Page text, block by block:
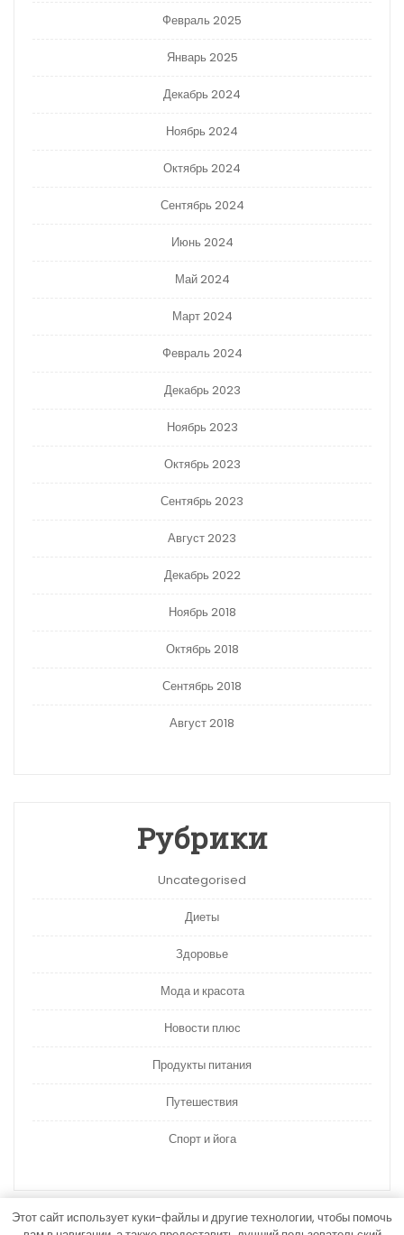
Февраль 2025
Январь 2025
Декабрь 2024
Ноябрь 2024
Октябрь 2024
Сентябрь 2024
Июнь 2024
Май 2024
Март 2024
Февраль 2024
Декабрь 2023
Ноябрь 2023
Октябрь 2023
Сентябрь 2023
Август 2023
Декабрь 2022
Ноябрь 2018
Октябрь 2018
Сентябрь 2018
Август 2018
Рубрики
Uncategorised
Диеты
Здоровье
Мода и красота
Новости плюс
Продукты питания
Путешествия
Спорт и йога
Этот сайт использует куки-файлы и другие технологии, чтобы помочь